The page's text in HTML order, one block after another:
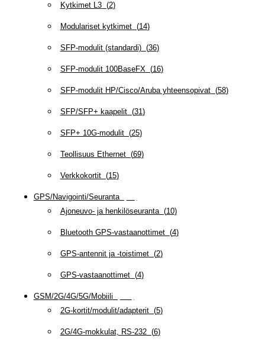
Kytkimet L3(2)
Modulariset kytkimet(14)
SFP-modulit (standardi)(36)
SFP-modulit 100BaseFX(16)
SFP-modulit HP/Cisco/Aruba yhteensopivat(58)
SFP/SFP+ kaapelit(31)
SFP+ 10G-modulit(25)
Teollisuus Ethernet(69)
Verkkokortit(15)
GPS/Navigointi/Seuranta(
Ajoneuvo- ja henkilöseuranta(10)
Bluetooth GPS-vastaanottimet(4)
GPS-antennit ja -toistimet(2)
GPS-vastaanottimet(4)
GSM/2G/4G/5G/Mobiili
2G-kortit/modulit/adapterit(5)
2G/4G-mokkulat, RS-232(6)